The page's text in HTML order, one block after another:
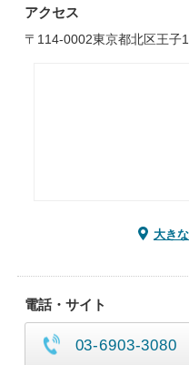
アクセス
〒114-0002東京都北区王子
大き
電話・サイト
03-6903-3080